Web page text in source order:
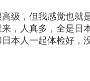
级，但我感觉也就
，人真多，全是日
本人一起体检好，